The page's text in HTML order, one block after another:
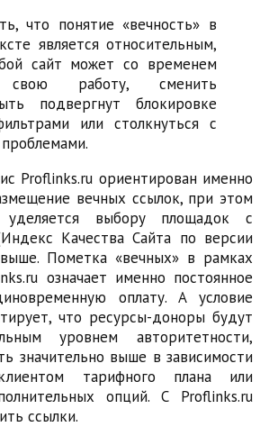
что понятие «вечность» в
является относительным,
сайт может со временем
свою работу, сменить
подвергнут блокировке
или столкнуться с
Proflinks.ru ориентирован именно
вечных ссылок, при этом
уделяется выбору площадок с
Качества Сайта по версии
Пометка «вечных» в рамках
означает именно постоянное
оплату. А условие
что ресурсы-доноры будут
уровнем авторитетности,
значительно выше в зависимости
тарифного плана или
опций. С Proflinks.ru
ссылки.